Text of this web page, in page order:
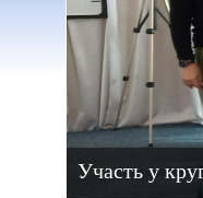
Участь у